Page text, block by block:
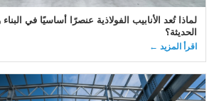
لماذا تُعد الأنابيب الفولاذية عنصرًا أساسيًا في البناء
الحديثة؟
اقرأ المزيد ←